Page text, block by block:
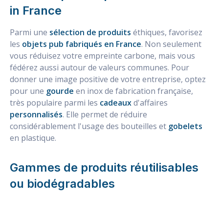
in France
Parmi une sélection de produits éthiques, favorisez
les objets pub fabriqués en France. Non seulement
vous réduisez votre empreinte carbone, mais vous
fédérez aussi autour de valeurs communes. Pour
donner une image positive de votre entreprise, optez
pour une gourde en inox de fabrication française,
très populaire parmi les cadeauxd'affaires
personnalisés. Elle permet de réduire
considérablement l'usage des bouteilles et gobelets
en plastique.
Gammes de produits réutilisables
ou biodégradables